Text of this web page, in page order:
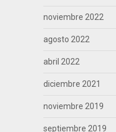
noviembre 2022
agosto 2022
abril 2022
diciembre 2021
noviembre 2019
septiembre 2019